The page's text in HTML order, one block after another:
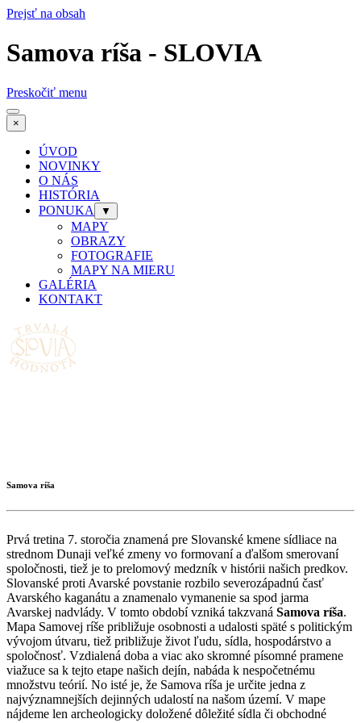
Prejsť na obsah
Samova ríša - SLOVIA
Preskočiť menu
×
ÚVOD
NOVINKY
O NÁS
HISTÓRIA
PONUKA
▼
MAPY
OBRAZY
FOTOGRAFIE
MAPY NA MIERU
GALÉRIA
KONTAKT
Samova ríša
Prvá tretina 7. storočia znamená pre Slovanské kmene sídliace na
strednom Dunaji veľké zmeny vo formovaní a ďalšom smerovaní
spoločnosti, tiež je to prelomový medzník v histórii našich predkov.
Slovanské proti Avarské povstanie rozbilo severozápadnú časť
Avarského kaganátu a znamenalo vymanenie sa spod jarma
Avarskej nadvlády. V tomto období vzniká takzvaná Samova ríša.
Mapa Samovej ríše približuje osobnosti a udalosti späté s politickým
vývojom útvaru, tiež približuje život ľudu, sídla, hospodárstvo a
spoločnosť. Vzdialená doba a viac ako skromné písomné pramene
viažuce sa k tejto etape našich dejín, nabáda k nespočetnému
množstvu teórií. No isté je, že Samova ríša je určite jedna z
najvýznamnejších dejinných udalostí na našom území. V mape
nájdeme len archeologicky doložené dôležité sídla či obchodné